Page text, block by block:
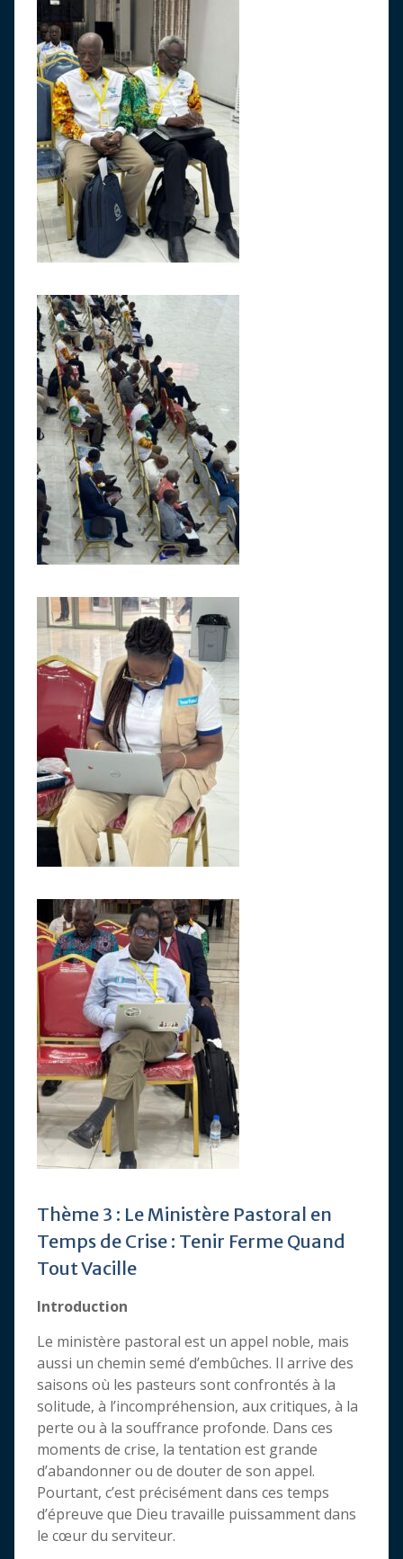
Thème 3 : Le Ministère Pastoral en
Temps de Crise : Tenir Ferme Quand
Tout Vacille
Introduction
Le ministère pastoral est un appel noble, mais
aussi un chemin semé d’embûches. Il arrive des
saisons où les pasteurs sont confrontés à la
solitude, à l’incompréhension, aux critiques, à la
perte ou à la souffrance profonde. Dans ces
moments de crise, la tentation est grande
d’abandonner ou de douter de son appel.
Pourtant, c’est précisément dans ces temps
d’épreuve que Dieu travaille puissamment dans
le cœur du serviteur.